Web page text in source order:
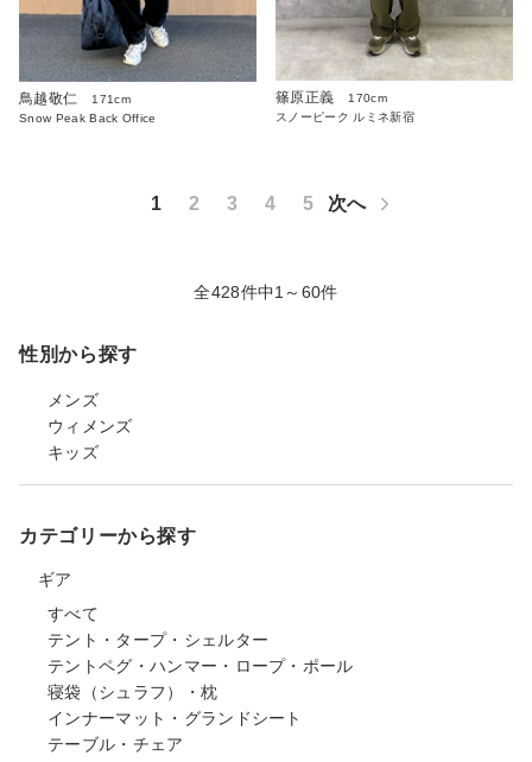
鳥越敬仁
171cm
Snow Peak Back Office
篠原正義
170cm
スノーピーク ルミネ新宿
1 2 3 4 5 次へ
全428件中1～60件
性別から探す
メンズ
ウィメンズ
キッズ
カテゴリーから探す
ギア
すべて
テント・タープ・シェルター
テントペグ・ハンマー・ロープ・ポール
寝袋（シュラフ）・枕
インナーマット・グランドシート
テーブル・チェア